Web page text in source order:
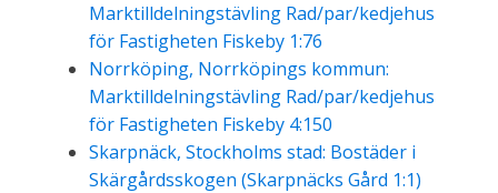
Marktilldelningstävling Rad/par/kedjehus
för Fastigheten Fiskeby 1:76
Norrköping, Norrköpings kommun:
Marktilldelningstävling Rad/par/kedjehus
för Fastigheten Fiskeby 4:150
Skarpnäck, Stockholms stad: Bostäder i
Skärgårdsskogen (Skarpnäcks Gård 1:1)